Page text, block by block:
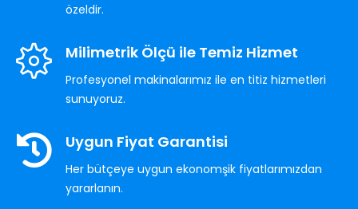
özeldir.
Milimetrik Ölçü ile Temiz Hizmet
Profesyonel makinalarımız ile en titiz hizmetleri
sunuyoruz.
Uygun Fiyat Garantisi
Her bütçeye uygun ekonomşik fiyatlarımızdan
yararlanın.